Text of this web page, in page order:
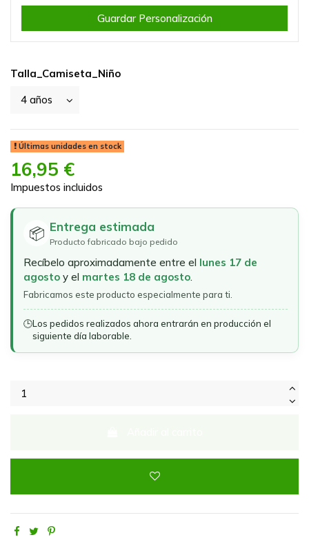
Guardar Personalización
Talla_Camiseta_Niño
Últimas unidades en stock
16,95 €
Impuestos incluidos
📦 Entrega estimada
Producto fabricado bajo pedido
Recíbelo aproximadamente entre el lunes 17 de
agosto y el martes 18 de agosto.
Fabricamos este producto especialmente para ti.
🕒Los pedidos realizados ahora entrarán en producción el
siguiente día laborable.